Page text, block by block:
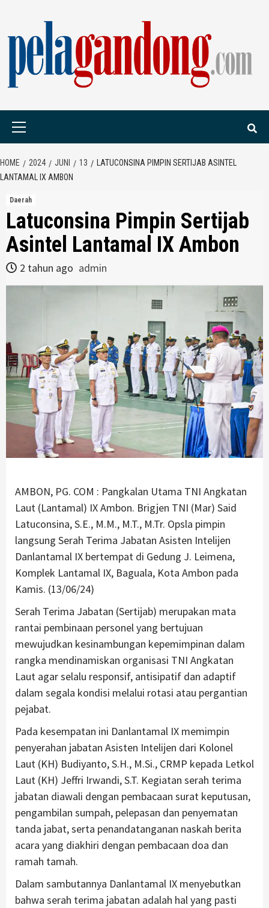
content
HOME 2024 JUNI 13
LATUCONSINA PIMPIN SERTIJAB ASINTEL
LANTAMAL IX AMBON
Daerah
Latuconsina Pimpin Sertijab
Asintel Lantamal IX Ambon
2 tahun ago admin
AMBON, PG. COM : Pangkalan Utama TNI Angkatan
Laut (Lantamal) IX Ambon. Brigjen TNI (Mar) Said
Latuconsina, S.E., M.M., M.T., M.Tr. Opsla pimpin
langsung Serah Terima Jabatan Asisten Intelijen
Danlantamal IX bertempat di Gedung J. Leimena,
Komplek Lantamal IX, Baguala, Kota Ambon pada
Kamis. (13/06/24)
Serah Terima Jabatan (Sertijab) merupakan mata
rantai pembinaan personel yang bertujuan
mewujudkan kesinambungan kepemimpinan dalam
rangka mendinamiskan organisasi TNI Angkatan
Laut agar selalu responsif, antisipatif dan adaptif
dalam segala kondisi melalui rotasi atau pergantian
pejabat.
Pada kesempatan ini Danlantamal IX memimpin
penyerahan jabatan Asisten Intelijen dari Kolonel
Laut (KH) Budiyanto, S.H., M.Si., CRMP kepada Letkol
Laut (KH) Jeffri Irwandi, S.T. Kegiatan serah terima
jabatan diawali dengan pembacaan surat keputusan,
pengambilan sumpah, pelepasan dan penyematan
tanda jabat, serta penandatanganan naskah berita
acara yang diakhiri dengan pembacaan doa dan
ramah tamah.
Dalam sambutannya Danlantamal IX menyebutkan
bahwa serah terima jabatan adalah hal yang pasti